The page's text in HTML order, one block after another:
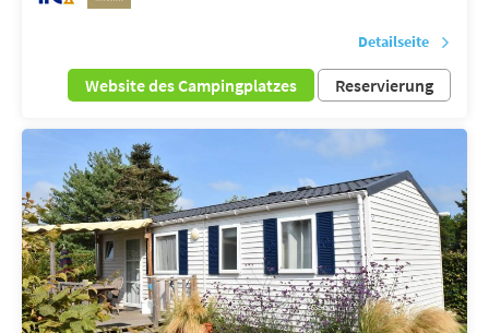
Detailseite
Website des Campingplatzes Reservierung